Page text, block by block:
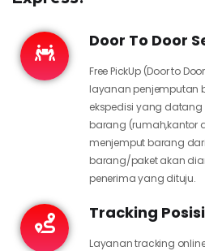
Door To Door
Free PickUp (Door to
layanan penjemputan
ekspedisi yang datang
barang (rumah,kantor
menjemput barang
barang/paket akan
penerima yang dituju.
Tracking
Layanan tracking